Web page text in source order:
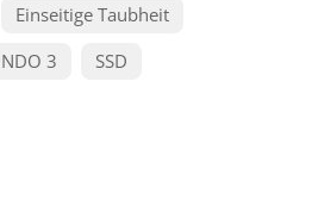
Einseitige Taubheit
3 SSD